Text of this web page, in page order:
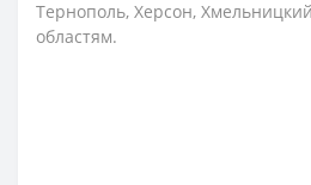
Тернополь, Херсон,
областям.